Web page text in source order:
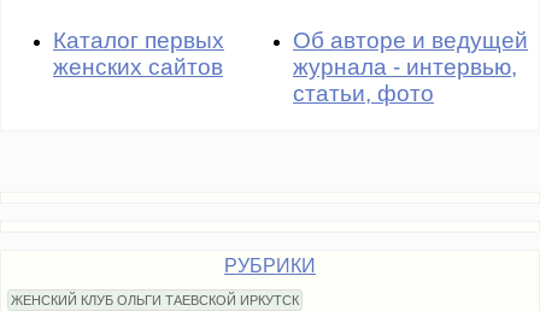
Каталог первых
женских сайтов
Об авторе и ведущей
журнала - интервью,
статьи, фото
РУБРИКИ
ЖЕНСКИЙ КЛУБ ОЛЬГИ ТАЕВСКОЙ ИРКУТСК